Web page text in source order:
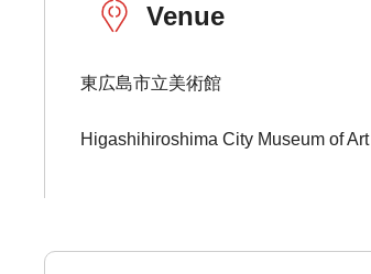
Venue
東広島市立美術館
Higashihiroshima City Museum of Art